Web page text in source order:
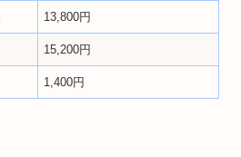
13,800円
15,200円
1,400円